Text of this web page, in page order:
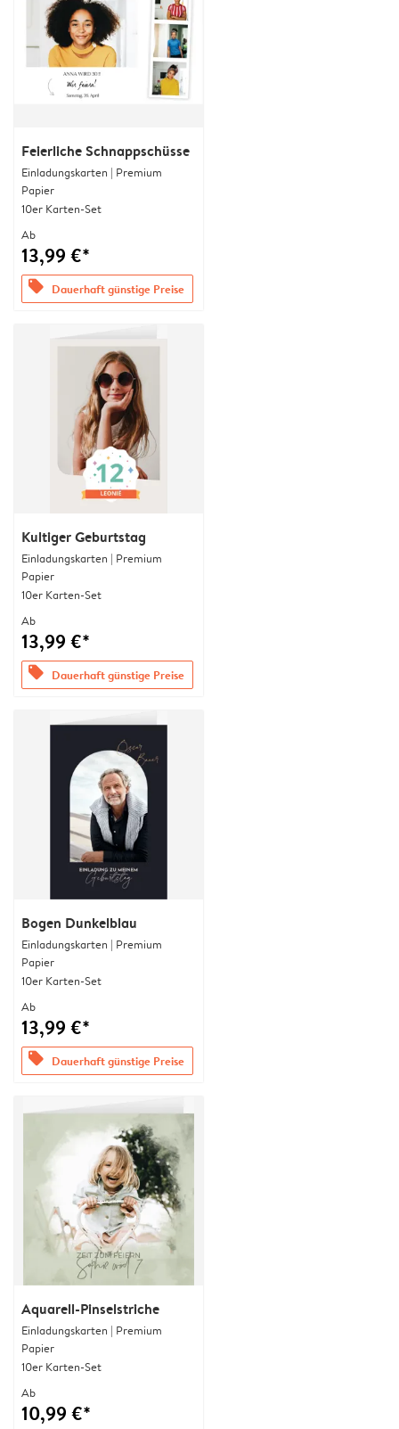
Feierliche Schnappschüsse
Einladungskarten | Premium
Papier
10er Karten-Set
Ab
13,99 €*
offers Dauerhaft günstige Preise
Kultiger Geburtstag
Einladungskarten | Premium
Papier
10er Karten-Set
Ab
13,99 €*
offers Dauerhaft günstige Preise
Bogen Dunkelblau
Einladungskarten | Premium
Papier
10er Karten-Set
Ab
13,99 €*
offers Dauerhaft günstige Preise
Aquarell-Pinselstriche
Einladungskarten | Premium
Papier
10er Karten-Set
Ab
10,99 €*